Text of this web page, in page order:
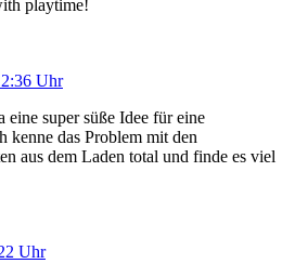
playtime!
Uhr
eine super süße Idee für eine
kenne das Problem mit den
aus dem Laden total und finde es viel
Uhr